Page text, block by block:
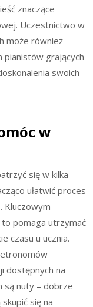
znaczące
Uczestnictwo w
może również
pianistów grających
swoich
w
się w kilka
ułatwić proces
Kluczowym
pomaga utrzymać
czasu u ucznia.
dostępnych na
są nuty – dobrze
się na